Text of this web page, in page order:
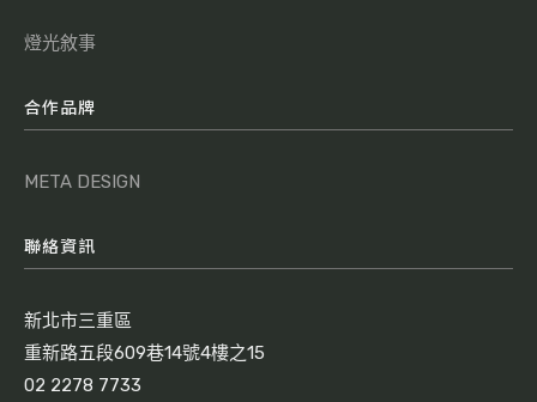
燈光敘事
合作品牌
META DESIGN
聯絡資訊
新北市三重區
重新路五段609巷14號4樓之15
02 2278 7733